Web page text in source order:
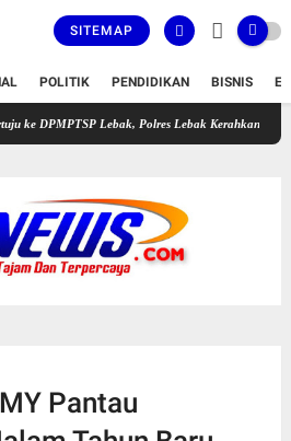
SITEMAP
POLITIK PENDIDIKAN BISNIS
Lebak, Polres Lebak Kerahkan Pengamanan
Pantau